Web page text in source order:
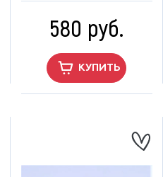
580 руб.
КУПИТЬ